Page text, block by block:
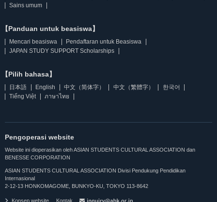
Sains umum
【Panduan untuk beasiswa】
Mencari beasiswa
Pendaftaran untuk Beasiswa
JAPAN STUDY SUPPORT Scholarships
【Pilih bahasa】
日本語 English 中文（简体字） 中文（繁體字）
한국어
Tiếng Việt
ภาษาไทย
Pengoperasi website
Website ini dioperasikan oleh ASIAN STUDENTS CULTURAL ASSOCIATION dan
BENESSE CORPORATION
ASIAN STUDENTS CULTURAL ASSOCIATION Divisi Pendukung Pendidikan
Internasional
2-12-13 HONKOMAGOME, BUNKYO-KU, TOKYO 113-8642
Konsep website Kontak